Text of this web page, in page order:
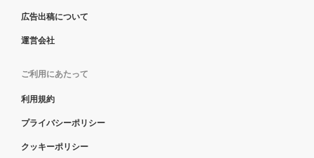
広告出稿について
運営会社
ご利用にあたって
利用規約
プライバシーポリシー
クッキーポリシー